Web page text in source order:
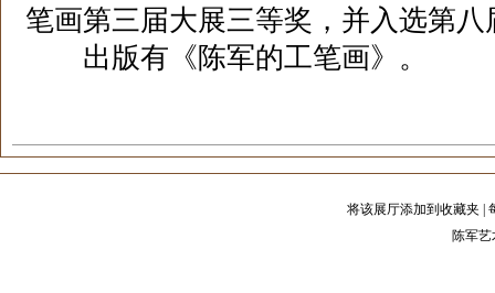
笔画第三届大展三等奖，并入选第
出版有《陈军的工笔画》。
将该展厅添加到收藏夹
陈军艺